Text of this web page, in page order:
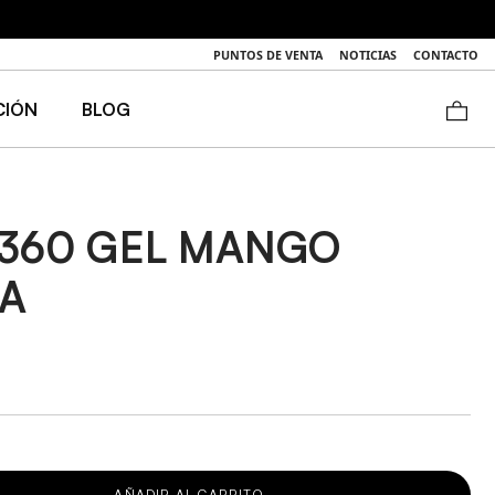
PUNTOS DE VENTA NOTICIAS CONTACTO
BLOG
GEL MANGO